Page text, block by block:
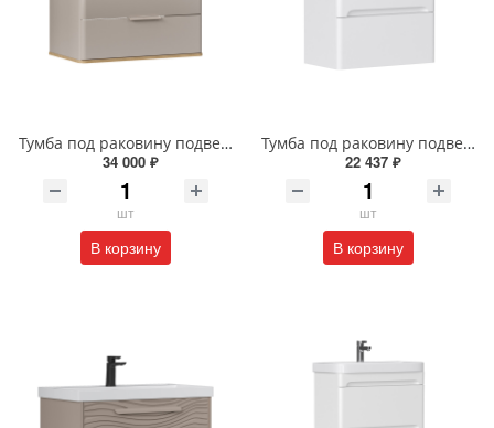
Тумба под раковину подвесная EQUIL Десерт 80.2Я/Desert 80.2Y с ручками в цвет амарок tpDSRT80.2Y-25R амарок/дуб
34 000 ₽
шт
В корзину
Тумба под раковину подвесная EQUIL Найс 70 см tpNICE70.2Y-05 белая
22 437 ₽
шт
В корзину